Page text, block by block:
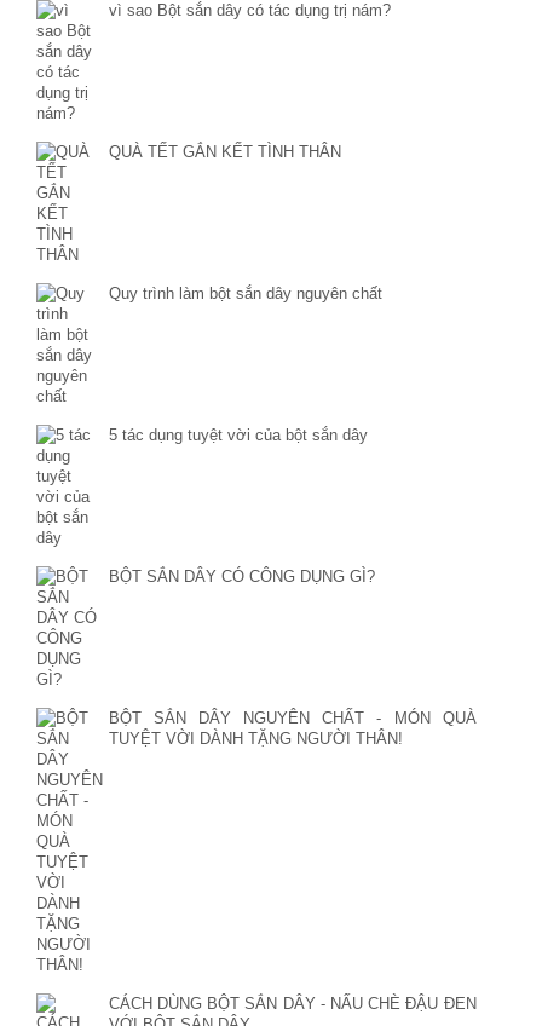
vì sao Bột sắn dây có tác dụng trị nám?
QUÀ TẾT GẮN KẾT TÌNH THÂN
Quy trình làm bột sắn dây nguyên chất
5 tác dụng tuyệt vời của bột sắn dây
BỘT SẮN DÂY CÓ CÔNG DỤNG GÌ?
BỘT SẮN DÂY NGUYÊN CHẤT - MÓN QUÀ
TUYỆT VỜI DÀNH TẶNG NGƯỜI THÂN!
CÁCH DÙNG BỘT SẮN DÂY - NẤU CHÈ ĐẬU ĐEN